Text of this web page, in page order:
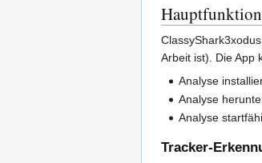
Arbeit ist). Die App
Analyse
Analyse
Analyse
Tracker-